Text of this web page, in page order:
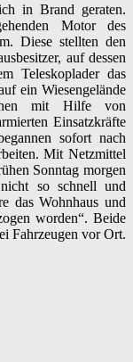
in Brand geraten.
Motor des
Diese stellten den
auf dessen
Teleskoplader das
ein Wiesengelände
mit Hilfe von
Einsatzkräfte
sofort nach
Mit Netzmittel
Sonntag morgen
so schnell und
das Wohnhaus und
worden“. Beide
Fahrzeugen vor Ort.